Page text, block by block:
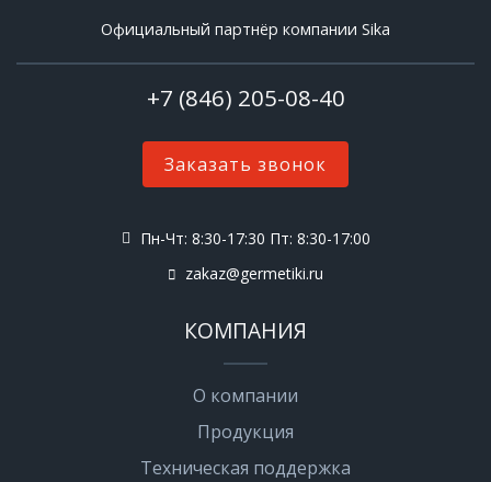
Официальный партнёр компании Sika
+7 (846) 205-08-40
Заказать звонок
Пн-Чт: 8:30-17:30 Пт: 8:30-17:00
zakaz@germetiki.ru
КОМПАНИЯ
О компании
Продукция
Техническая поддержка